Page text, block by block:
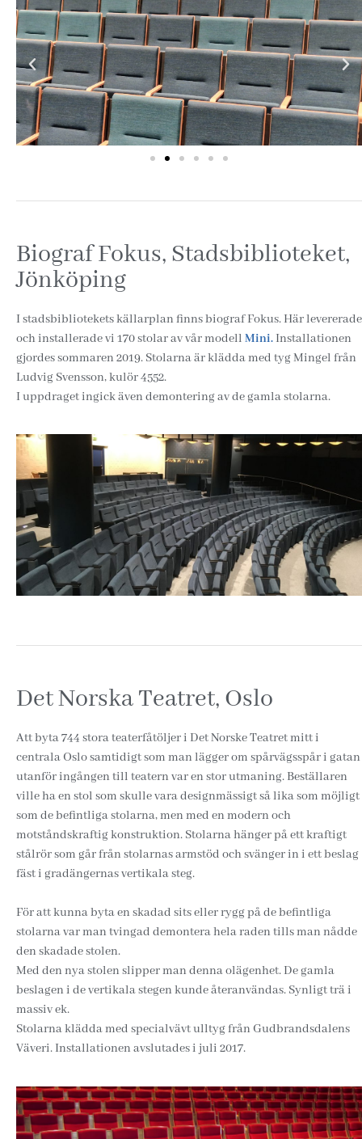
Biograf Fokus, Stadsbiblioteket,
Jönköping
I stadsbibliotekets källarplan finns biograf Fokus. Här levererade
och installerade vi 170 stolar av vår modell Mini.Installationen
gjordes sommaren 2019. Stolarna är klädda med tyg Mingel från
Ludvig Svensson, kulör 4552.
I uppdraget ingick även demontering av de gamla stolarna.
Det Norska Teatret, Oslo
Att byta 744 stora teaterfåtöljer i Det Norske Teatret mitt i
centrala Oslo samtidigt som man lägger om spårvägsspår i gatan
utanför ingången till teatern var en stor utmaning. Beställaren
ville ha en stol som skulle vara designmässigt så lika som möjligt
som de befintliga stolarna, men med en modern och
motståndskraftig konstruktion. Stolarna hänger på ett kraftigt
stålrör som går från stolarnas armstöd och svänger in i ett beslag
fäst i gradängernas vertikala steg.
För att kunna byta en skadad sits eller rygg på de befintliga
stolarna var man tvingad demontera hela raden tills man nådde
den skadade stolen.
Med den nya stolen slipper man denna olägenhet. De gamla
beslagen i de vertikala stegen kunde återanvändas. Synligt trä i
massiv ek.
Stolarna klädda med specialvävt ulltyg från Gudbrandsdalens
Väveri. Installationen avslutades i juli 2017.